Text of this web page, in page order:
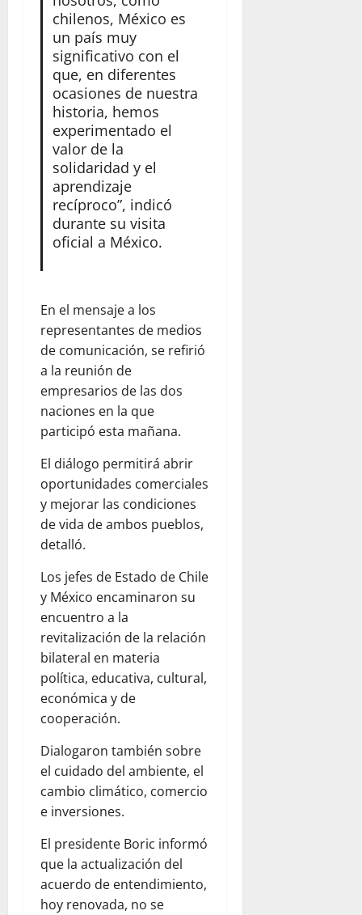
chilenos, México es
un país muy
significativo con el
que, en diferentes
ocasiones de nuestra
historia, hemos
experimentado el
valor de la
solidaridad y el
aprendizaje
recíproco”, indicó
durante su visita
oficial a México.
En el mensaje a los
representantes de medios
de comunicación, se refirió
a la reunión de
empresarios de las dos
naciones en la que
participó esta mañana.
El diálogo permitirá abrir
oportunidades comerciales
y mejorar las condiciones
de vida de ambos pueblos,
detalló.
Los jefes de Estado de Chile
y México encaminaron su
encuentro a la
revitalización de la relación
bilateral en materia
política, educativa, cultural,
económica y de
cooperación.
Dialogaron también sobre
el cuidado del ambiente, el
cambio climático, comercio
e inversiones.
El presidente Boric informó
que la actualización del
acuerdo de entendimiento,
hoy renovada, no se